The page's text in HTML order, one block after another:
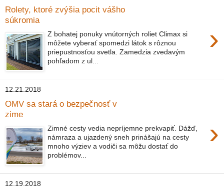
Rolety, ktoré zvýšia pocit vášho
súkromia
›
Z bohatej ponuky vnútorných roliet Climax si
môžete vyberať spomedzi látok s rôznou
priepustnosťou svetla. Zamedzia zvedavým
pohľadom z ul...
12.21.2018
OMV sa stará o bezpečnosť v
zime
›
Zimné cesty vedia nepríjemne prekvapiť. Dážď,
námraza a ujazdený sneh prinášajú na cesty
mnoho výziev a vodiči sa môžu dostať do
problémov...
12.19.2018